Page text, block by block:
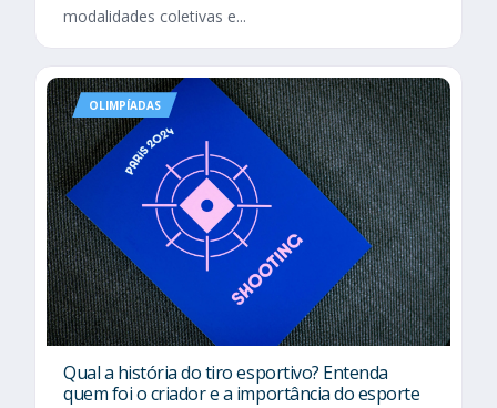
modalidades coletivas e...
OLIMPÍADAS
Qual a história do tiro esportivo? Entenda
quem foi o criador e a importância do esporte